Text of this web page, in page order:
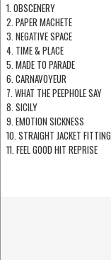
1. OBSCENERY
2. PAPER MACHETE
3. NEGATIVE SPACE
4. TIME & PLACE
5. MADE TO PARADE
6. CARNAVOYEUR
7. WHAT THE PEEPHOLE SAY
8. SICILY
9. EMOTION SICKNESS
10. STRAIGHT JACKET FITTING
11. FEEL GOOD HIT REPRISE